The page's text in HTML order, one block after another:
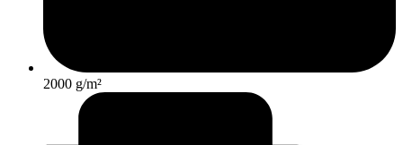
2000 g/m²